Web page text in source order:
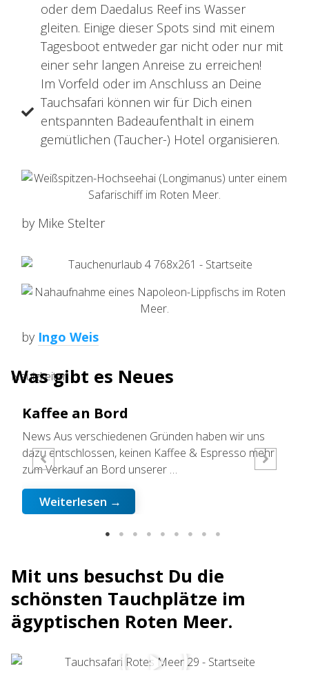
oder dem Daedalus Reef ins Wasser
gleiten. Einige dieser Spots sind mit einem
Tagesboot entweder gar nicht oder nur mit
einer sehr langen Anreise zu erreichen!
Im Vorfeld oder im Anschluss an Deine
Tauchsafari können wir für Dich einen
entspannten Badeaufenthalt in einem
gemütlichen (Taucher-) Hotel organisieren.
by Mike Stelter
by Ingo Weis
Neuigkeiten
Was gibt es Neues
Kaffee an Bord
News Aus verschiedenen Gründen haben wir uns
dazu entschlossen, keinen Kaffee & Espresso mehr
zum Verkauf an Bord unserer …
Weiterlesen →
Mit uns besuchst Du die
schönsten Tauchplätze im
ägyptischen Roten Meer.